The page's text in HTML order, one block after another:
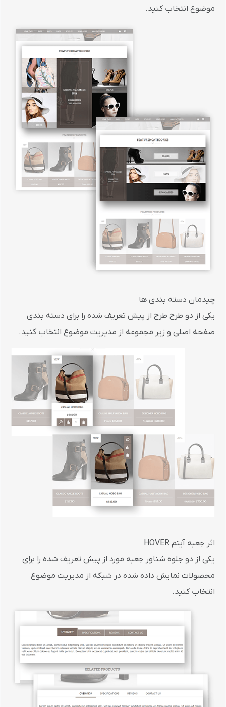
موضوع انتخاب کنید.
چیدمان دسته بندی ها
یکی از دو طرح طرح از پیش تعریف شده را برای دسته بندی
صفحه اصلی و زیر مجموعه از مدیریت موضوع انتخاب کنید.
اثر جعبه آیتم HOVER
یکی از دو جلوه شناور جعبه مورد از پیش تعریف شده را برای
محصولات نمایش داده شده در شبکه از مدیریت موضوع
انتخاب کنید.